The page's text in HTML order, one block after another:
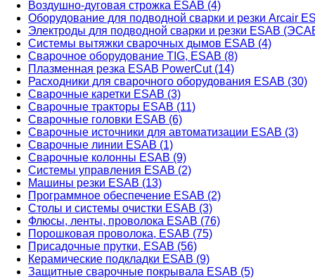
Воздушно-дуговая строжка ESAB (4)
Оборудование для подводной сварки и резки Arcair
Электроды для подводной сварки и резки ESAB
Системы вытяжки сварочных дымов ESAB (4)
Сварочное оборудование TIG, ESAB (8)
Плазменная резка ESAB PowerCut (14)
Расходники для сварочного оборудования ESAB (30)
Сварочные каретки ESAB (3)
Сварочные тракторы ESAB (11)
Сварочные головки ESAB (6)
Сварочные источники для автоматизации ESAB (3)
Сварочные линии ESAB (1)
Сварочные колонны ESAB (9)
Системы управления ESAB (2)
Машины резки ESAB (13)
Программное обеспечение ESAB (2)
Столы и системы очистки ESAB (3)
Флюсы, ленты, проволока ESAB (76)
Порошковая проволока, ESAB (75)
Присадочные прутки, ESAB (56)
Керамические подкладки ESAB (9)
Защитные сварочные покрывала ESAB (5)